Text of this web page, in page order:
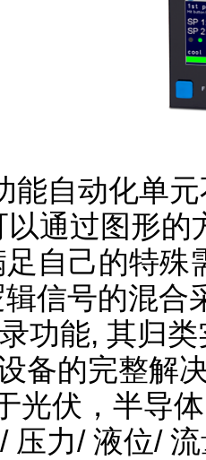
能自动化单
以通过图形
自己的特殊
信号的混合
功能, 其归
备的完整解
光伏，半导
压力/ 液位/